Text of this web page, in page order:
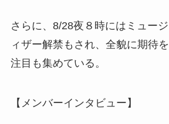
さらに、8/28夜８時にはミュー
ィザー解禁もされ、全貌に期待
注目も集めている。
【メンバーインタビュー】